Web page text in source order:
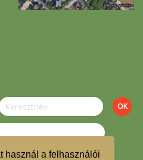
használ a felhasználói